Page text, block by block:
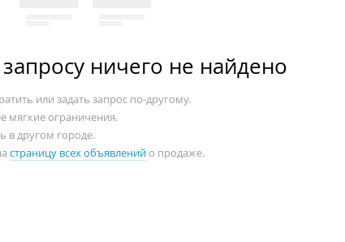
ничего не найдено
или задать запрос по-другому.
мягкие ограничения.
в другом городе.
страницу всех объявленийо продаже.